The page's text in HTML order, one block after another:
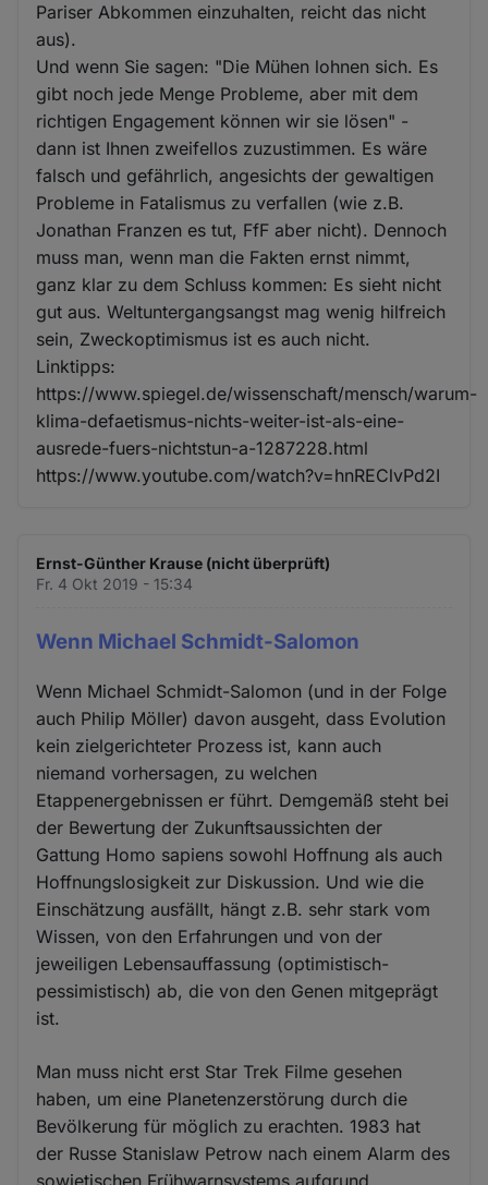
Pariser Abkommen einzuhalten, reicht das nicht
aus).
Und wenn Sie sagen: "Die Mühen lohnen sich. Es
gibt noch jede Menge Probleme, aber mit dem
richtigen Engagement können wir sie lösen" -
dann ist Ihnen zweifellos zuzustimmen. Es wäre
falsch und gefährlich, angesichts der gewaltigen
Probleme in Fatalismus zu verfallen (wie z.B.
Jonathan Franzen es tut, FfF aber nicht). Dennoch
muss man, wenn man die Fakten ernst nimmt,
ganz klar zu dem Schluss kommen: Es sieht nicht
gut aus. Weltuntergangsangst mag wenig hilfreich
sein, Zweckoptimismus ist es auch nicht.
Linktipps:
https://www.spiegel.de/wissenschaft/mensch/warum-
klima-defaetismus-nichts-weiter-ist-als-eine-
ausrede-fuers-nichtstun-a-1287228.html
https://www.youtube.com/watch?v=hnREClvPd2I
Ernst-Günther Krause (nicht überprüft)
Fr. 4 Okt 2019 - 15:34
Wenn Michael Schmidt-Salomon
Wenn Michael Schmidt-Salomon (und in der Folge
auch Philip Möller) davon ausgeht, dass Evolution
kein zielgerichteter Prozess ist, kann auch
niemand vorhersagen, zu welchen
Etappenergebnissen er führt. Demgemäß steht bei
der Bewertung der Zukunftsaussichten der
Gattung Homo sapiens sowohl Hoffnung als auch
Hoffnungslosigkeit zur Diskussion. Und wie die
Einschätzung ausfällt, hängt z.B. sehr stark vom
Wissen, von den Erfahrungen und von der
jeweiligen Lebensauffassung (optimistisch-
pessimistisch) ab, die von den Genen mitgeprägt
ist.
Man muss nicht erst Star Trek Filme gesehen
haben, um eine Planetenzerstörung durch die
Bevölkerung für möglich zu erachten. 1983 hat
der Russe Stanislaw Petrow nach einem Alarm des
sowjetischen Frühwarnsystems aufgrund